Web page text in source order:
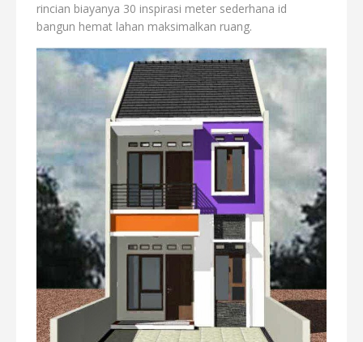
rincian biayanya 30 inspirasi meter sederhana id
bangun hemat lahan maksimalkan ruang.